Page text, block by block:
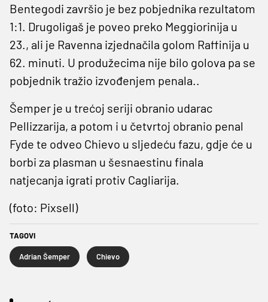
Bentegodi završio je bez pobjednika rezultatom
1:1. Drugoligaš je poveo preko Meggiorinija u
23., ali je Ravenna izjednačila golom Raffinija u
62. minuti. U produžecima nije bilo golova pa se
pobjednik tražio izvođenjem penala..
Šemper je u trećoj seriji obranio udarac
Pellizzarija, a potom i u četvrtoj obranio penal
Fyde te odveo Chievo u sljedeću fazu, gdje će u
borbi za plasman u šesnaestinu finala
natjecanja igrati protiv Cagliarija.
(foto: Pixsell)
TAGOVI
Adrian Šemper Chievo